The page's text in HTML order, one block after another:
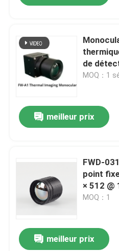
de
batterie
MOQ：1
meilleur prix
FWD-
point
× 512 @
niveau
MOQ：1
meilleur prix